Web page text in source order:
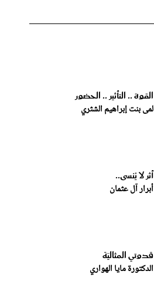
القوة .. التأثير .. الحضور
لمى بنت إبراهيم الشثري
أثر لا يُنسى..
أبرار آل عثمان
قدوتي المثاليّة
الدكتورة مايا الهواري